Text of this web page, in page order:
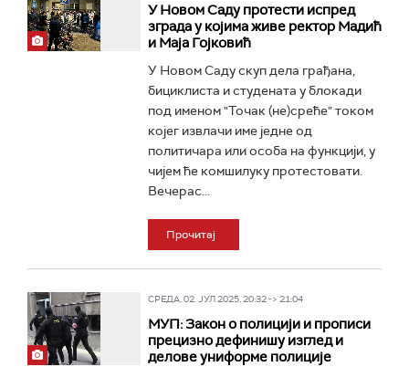
У Новом Саду протести испред
зграда у којима живе ректор Мадић
и Маја Гојковић
У Новом Саду скуп дела грађана,
бициклиста и студената у блокади
под именом "Точак (не)среће" током
којег извлачи име једне од
политичара или особа на функцији, у
чијем ће комшилуку протестовати.
Вечерас...
Прочитај
СРЕДА, 02. ЈУЛ 2025, 20:32 -> 21:04
МУП: Закон о полицији и прописи
прецизно дефинишу изглед и
делове униформе полиције